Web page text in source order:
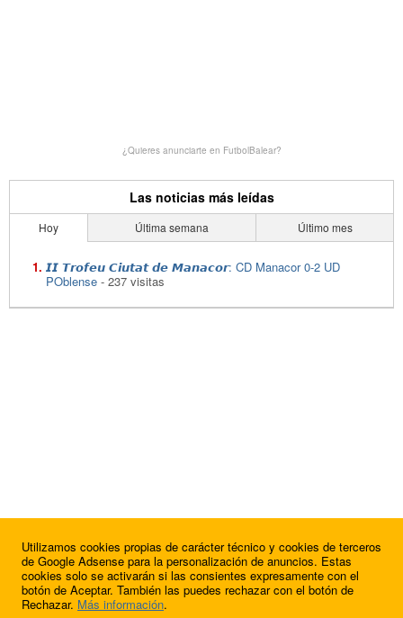
¿Quieres anunciarte en FutbolBalear?
Las noticias más leídas
Hoy Última semana Último mes
𝙄𝙄 𝙏𝙧𝙤𝙛𝙚𝙪 𝘾𝙞𝙪𝙩𝙖𝙩 𝙙𝙚 𝙈𝙖𝙣𝙖𝙘𝙤𝙧: CD Manacor 0-2 UD
POblense - 237 visitas
Utilizamos cookies propias de carácter técnico y cookies de terceros
de Google Adsense para la personalización de anuncios. Estas
cookies solo se activarán si las consientes expresamente con el
botón de Aceptar. También las puedes rechazar con el botón de
Rechazar. Más información.